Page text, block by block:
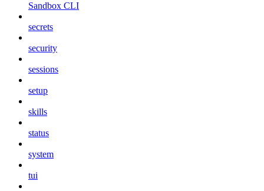
Sandbox CLI
secrets
security
sessions
setup
skills
status
system
tui